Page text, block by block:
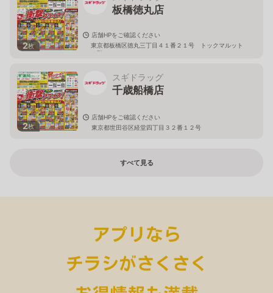
2枚
板橋徳丸店
店舗HPをご確認ください
東京都板橋区徳丸三丁目４１番２１号 トックマルット
１階
2枚
スギドラッグ
千歳船橋店
店舗HPをご確認ください
東京都世田谷区経堂四丁目３２番１２号
すべて見る